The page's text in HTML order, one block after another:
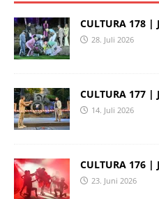
CULTURA 178 |
28. Juli 2026
CULTURA 177 |
14. Juli 2026
CULTURA 176 |
23. Juni 2026